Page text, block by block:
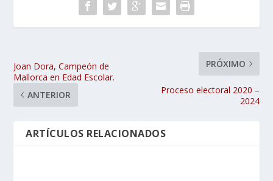
Joan Dora, Campeón de
Mallorca en Edad Escolar.
ANTERIOR
PRÓXIMO
Proceso electoral 2020 –
2024
ARTÍCULOS RELACIONADOS